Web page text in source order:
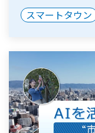
スマートタウン